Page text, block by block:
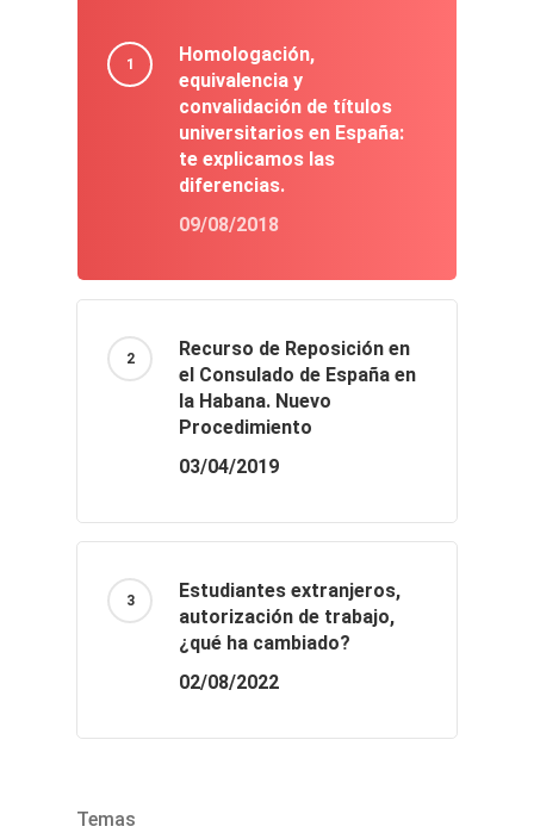
Homologación,
equivalencia y
convalidación de títulos
universitarios en España:
te explicamos las
diferencias.
09/08/2018
Recurso de Reposición en
el Consulado de España en
la Habana. Nuevo
Procedimiento
03/04/2019
Estudiantes extranjeros,
autorización de trabajo,
¿qué ha cambiado?
02/08/2022
Temas